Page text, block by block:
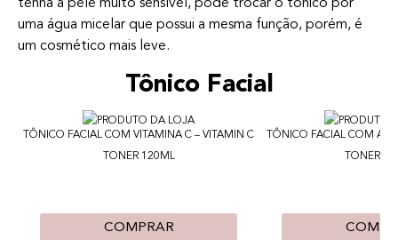
tenha a pele muito sensível, pode trocar o tônico por
uma água micelar que possui a mesma função, porém, é
um cosmético mais leve.
Tônico Facial
TÔNICO FACIAL COM VITAMINA C – VITAMIN C
TONER 120ML
COMPRAR
TÔNICO FACIAL COM
TONER